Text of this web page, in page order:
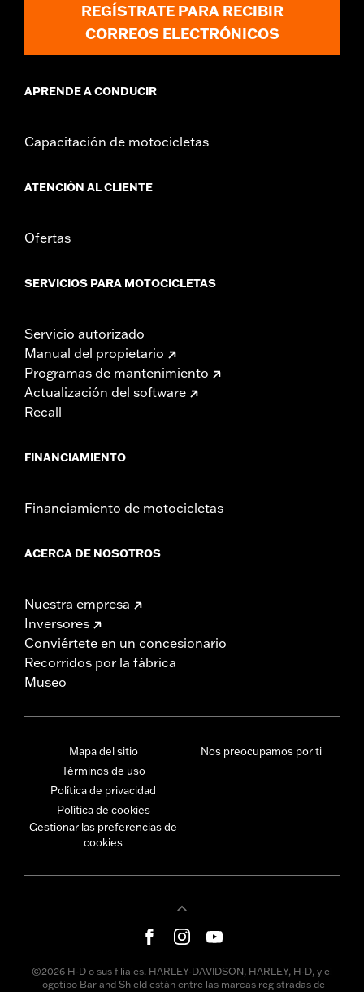
REGÍSTRATE PARA RECIBIR
CORREOS ELECTRÓNICOS
APRENDE A CONDUCIR
Capacitación de motocicletas
ATENCIÓN AL CLIENTE
Ofertas
SERVICIOS PARA MOTOCICLETAS
Servicio autorizado
Manual del propietario
Programas de mantenimiento
Actualización del software
Recall
FINANCIAMIENTO
Financiamiento de motocicletas
ACERCA DE NOSOTROS
Nuestra empresa
Inversores
Conviértete en un concesionario
Recorridos por la fábrica
Museo
Mapa del sitio
Términos de uso
Política de privacidad
Política de cookies
Gestionar las preferencias de
cookies
Nos preocupamos por ti
©2026 H-D o sus filiales. HARLEY-DAVIDSON, HARLEY, H-D, y el
logotipo Bar and Shield están entre las marcas registradas de